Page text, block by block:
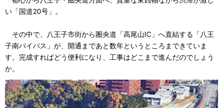
い「国道20号」。
その中で、八王子市街から圏央道「高尾山IC」へ直結する「八王
子南バイパス」が、開通まであと数年というところまできていま
す。完成すればどう便利になり、工事はどこまで進んだのでしょう
か。